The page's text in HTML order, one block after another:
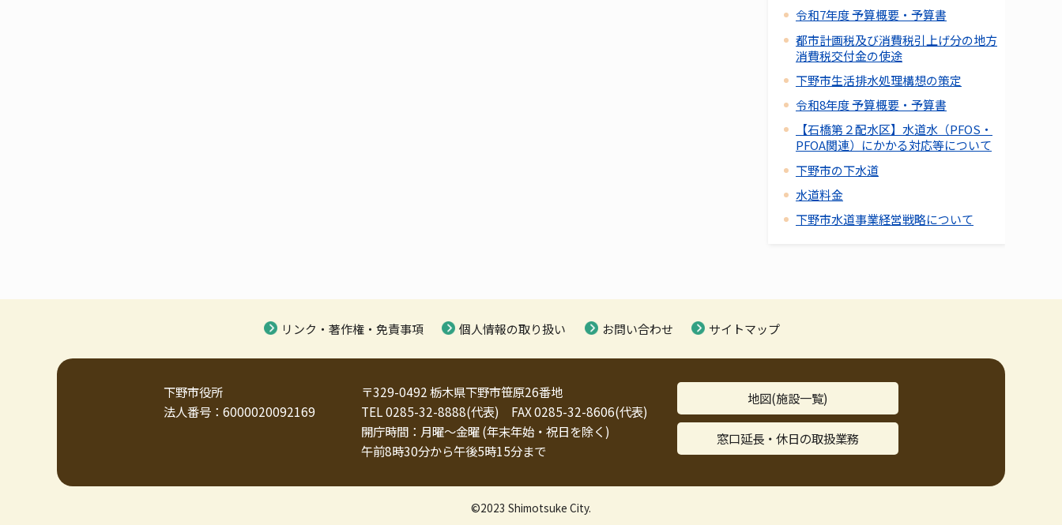
令和7年度 予算概要・予算書
都市計画税及び消費税引上げ分の地方
消費税交付金の使途
下野市生活排水処理構想の策定
令和8年度 予算概要・予算書
【石橋第２配水区】水道水（PFOS・
PFOA関連）にかかる対応等について
下野市の下水道
水道料金
下野市水道事業経営戦略について
リンク・著作権・免責事項 個人情報の取り扱い お問い合わせ サイトマップ
下野市役所
法人番号：6000020092169
〒329-0492 栃木県下野市笹原26番地
TEL 0285-32-8888(代表) FAX 0285-32-8606(代表)
開庁時間：月曜～金曜 (年末年始・祝日を除く)
午前8時30分から午後5時15分まで
地図(施設一覧)
窓口延長・休日の取扱業務
©2023 Shimotsuke City.